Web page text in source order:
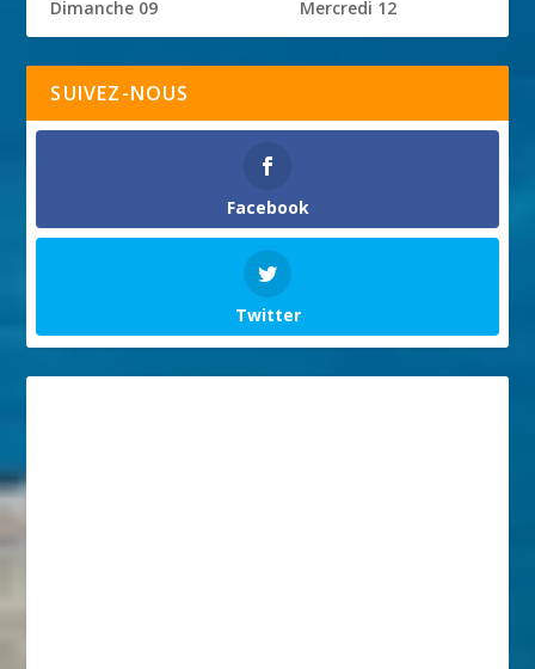
Dimanche 09 Mercredi 12
SUIVEZ-NOUS
Facebook
Twitter